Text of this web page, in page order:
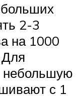
2-3
на 1000
Для
небольшую
с 1